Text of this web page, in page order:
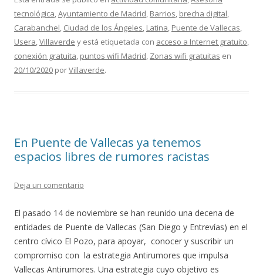
b
o
o
k
er l p
ar
ti
tecnológica,Ayuntamiento de Madrid, Barrios, brecha digital,
Carabanchel, Ciudad de los Ángeles, Latina, Puente de Vallecas,
Usera,Villaverde y está etiquetada con acceso a Internet gratuito,
conexión gratuita, puntos wifi Madrid, Zonas wifi gratuitas en
20/10/2020 porVillaverde.
En Puente de Vallecas ya tenemos
espacios libres de rumores racistas
Deja un comentario
El pasado 14 de noviembre se han reunido una decena de
entidades de Puente de Vallecas (San Diego y Entrevías) en el
centro cívico El Pozo, para apoyar, conocer y suscribir un
compromiso con la estrategia Antirumores que impulsa
Vallecas Antirumores. Una estrategia cuyo objetivo es